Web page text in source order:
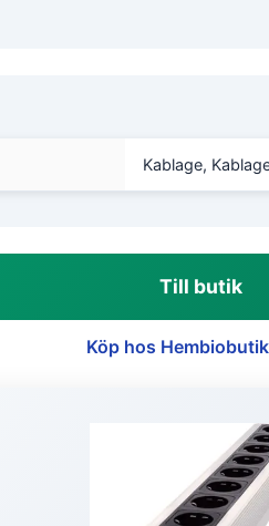
Kablage,
Till butik
Köp hos